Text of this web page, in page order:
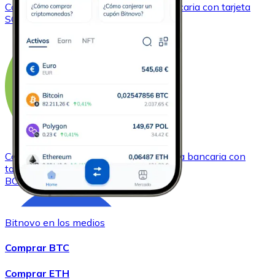
ComprarSolana con transferencia bancaria con tarjeta
SOL
ComprarBitcoin Cashcon transferencia bancaria con
tarjeta
BCH
Bitnovo en los medios
Comprar BTC
Comprar ETH